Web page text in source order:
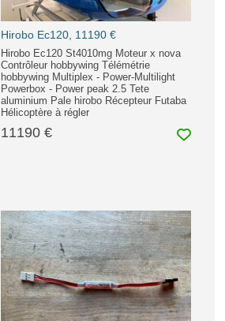
Hirobo Ec120, 11190 €
Hirobo Ec120 St4010mg Moteur x nova
Contrôleur hobbywing Télémétrie
hobbywing Multiplex - Power-Multilight
Powerbox - Power peak 2.5 Tete
aluminium Pale hirobo Récepteur Futaba
Hélicoptère à régler
11190 €